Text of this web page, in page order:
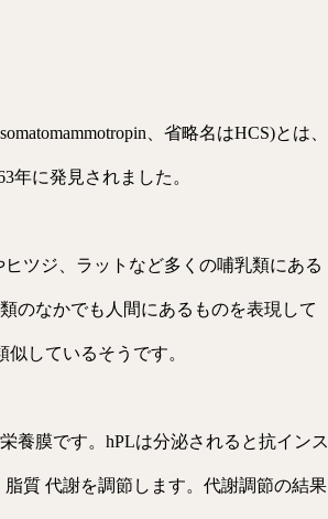
、省略名はHCS)とは、
年に発見されました。
ツジ、ラットなど多くの哺乳類にある
のなかでも人間にあるものを表現して
しているそうです。
養膜です。hPLは分泌されると抗インス
質 代謝を調節します。代謝調節の結果